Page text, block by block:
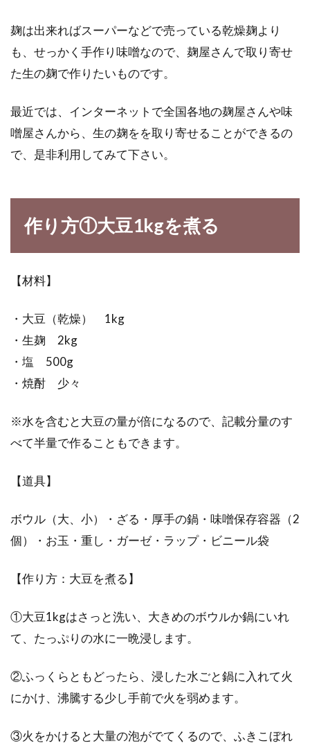
枝豆と大豆と小豆の違いってどこに
ビールに良く合うおつまみの枝豆、馴染み深い
納豆、お祝いには赤飯・・・など、美味しい豆
お米に現れた黒い虫の正体は一体？
対処法や予防策はあるの？
米全体を...
家で保管している玄米などの穀類に虫が付いて
基本の味噌汁の作り方！味わい深い
ようなだしで味噌汁を作っていますか。手軽
スープジャーで楽しむ！栄養満点な
麹は出来ればスーパーなどで売っている乾燥麹より
も、せっかく手作り味噌なので、麹屋さんで取り寄せ
た生の麹で作りたいものです。
最近では、インターネットで全国各地の麹屋さんや味
噌屋さんから、生の麹をを取り寄せることができるの
で、是非利用してみて下さい。
作り方①大豆1kgを煮る
【材料】
・大豆（乾燥） 1kg
・生麹 2kg
・塩 500g
・焼酎 少々
※水を含むと大豆の量が倍になるので、記載分量のす
べて半量で作ることもできます。
【道具】
ボウル（大、小）・ざる・厚手の鍋・味噌保存容器（2
個）・お玉・重し・ガーゼ・ラップ・ビニール袋
【作り方：大豆を煮る】
①大豆1kgはさっと洗い、大きめのボウルか鍋にいれ
て、たっぷりの水に一晩浸します。
②ふっくらともどったら、浸した水ごと鍋に入れて火
にかけ、沸騰する少し手前で火を弱めます。
③火をかけると大量の泡がでてくるので、ふきこぼれ